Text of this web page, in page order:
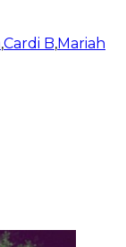
,Cardi B,Mariah